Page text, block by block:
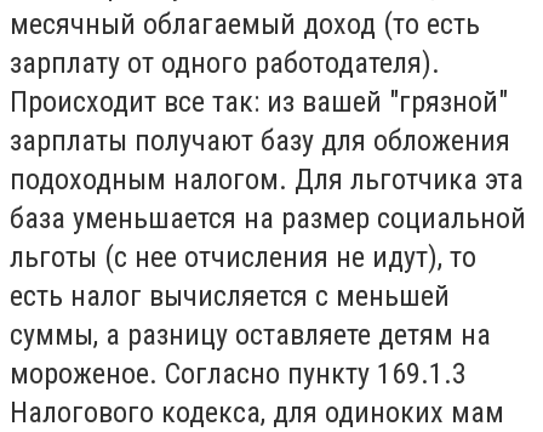
месячный облагаемый доход (то есть
зарплату от одного работодателя).
Происходит все так: из вашей "грязной"
зарплаты получают базу для обложения
подоходным налогом. Для льготчика эта
база уменьшается на размер социальной
льготы (с нее отчисления не идут), то
есть налог вычисляется с меньшей
суммы, а разницу оставляете детям на
мороженое. Согласно пункту 169.1.3
Налогового кодекса, для одиноких мам